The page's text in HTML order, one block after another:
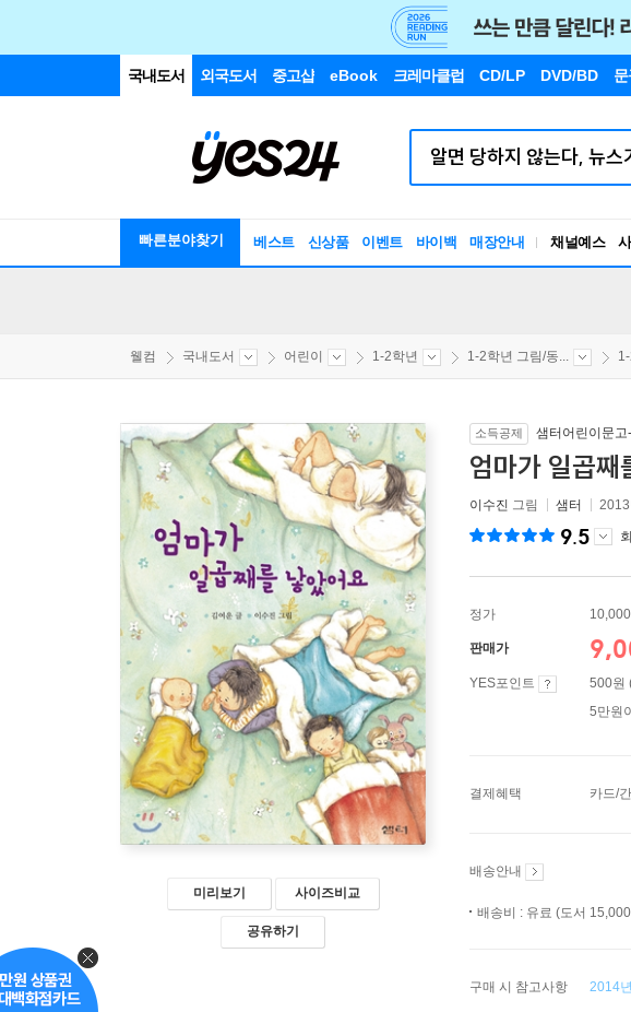
국내도서 외국도서 중고샵 eBook 크레마클럽 CD/LP DVD/BD
빠른분야찾기 베스트 신상품 이벤트 바이백 매장안내 채널예스
웰컴 국내도서 어린이 1-2학년 1-2학년 그림/동...
미리보기 사이즈비교
공유하기
소득공제 샘터어린이문고
엄마가 일곱째
이수진 그림 샘터 2013
9.5
정가
판매가
YES포인트
500원
5만원
결제혜택 카드/
배송안내
배송비 : 유료 (도서
구매 시 참고사항 2014